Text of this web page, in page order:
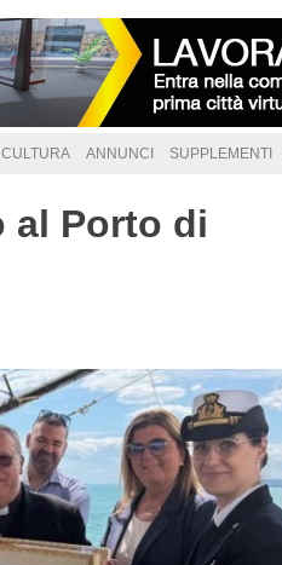
CULTURA ANNUNCI SUPPLEMENTI
al Porto di